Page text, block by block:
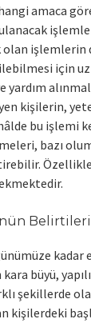
amaca göre
olan işlemlerin
için
yardım
kişilerin,
bu işlemi
bazı
kadar
büyü,
şekillerde
kişilerdeki